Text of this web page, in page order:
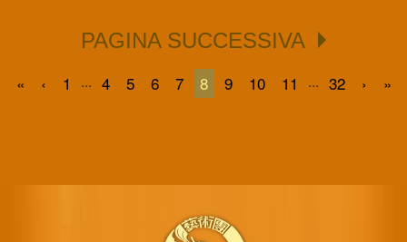
PAGINA SUCCESSIVA
« ‹ 1 ... 4 5 6 7 8 9 10 11 ... 32 › »